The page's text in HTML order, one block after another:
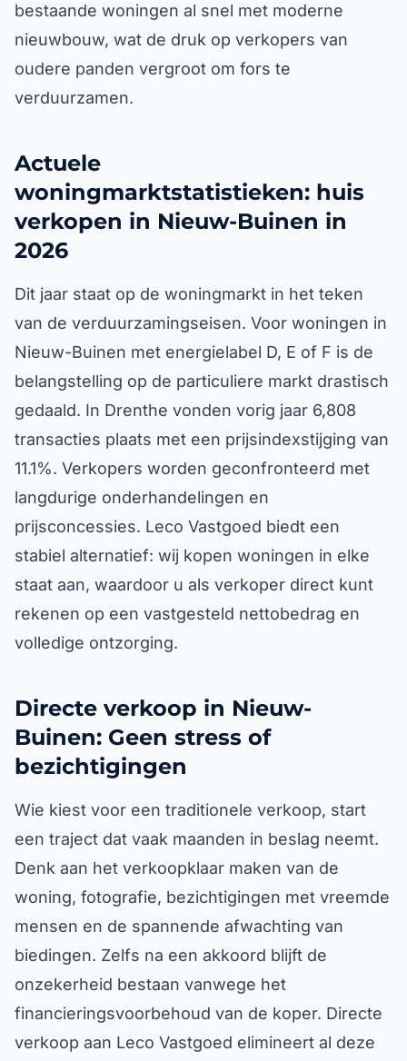
bestaande woningen al snel met moderne
nieuwbouw, wat de druk op verkopers van
oudere panden vergroot om fors te
verduurzamen.
Actuele
woningmarktstatistieken: huis
verkopen in Nieuw-Buinen in
2026
Dit jaar staat op de woningmarkt in het teken
van de verduurzamingseisen. Voor woningen in
Nieuw-Buinen met energielabel D, E of F is de
belangstelling op de particuliere markt drastisch
gedaald. In Drenthe vonden vorig jaar 6,808
transacties plaats met een prijsindexstijging van
11.1%. Verkopers worden geconfronteerd met
langdurige onderhandelingen en
prijsconcessies. Leco Vastgoed biedt een
stabiel alternatief: wij kopen woningen in elke
staat aan, waardoor u als verkoper direct kunt
rekenen op een vastgesteld nettobedrag en
volledige ontzorging.
Directe verkoop in Nieuw-
Buinen: Geen stress of
bezichtigingen
Wie kiest voor een traditionele verkoop, start
een traject dat vaak maanden in beslag neemt.
Denk aan het verkoopklaar maken van de
woning, fotografie, bezichtigingen met vreemde
mensen en de spannende afwachting van
biedingen. Zelfs na een akkoord blijft de
onzekerheid bestaan vanwege het
financieringsvoorbehoud van de koper. Directe
verkoop aan Leco Vastgoed elimineert al deze